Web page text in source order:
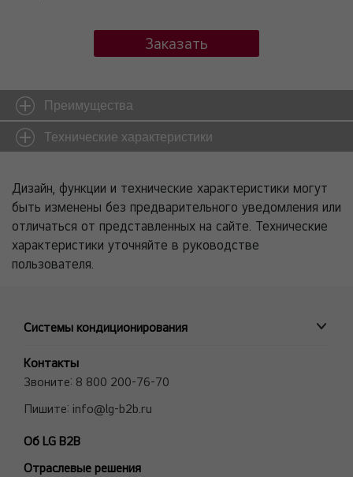
Заказать
Преимущества
Технические характеристики
Дизайн, функции и технические характеристики могут
быть изменены без предварительного уведомления или
отличаться от представленных на сайте. Технические
характеристики уточняйте в руководстве
пользователя.
Системы кондиционирования
ПРОМЫШЛЕННЫЕ СИСТЕМЫ
MULTI V VRF системы
Полупромышленные сплит-системы
Холодильные Машины (Чиллеры)
Фанкойлы
Контакты
Звоните: 8 800 200-76-70
Пишите: info@lg-b2b.ru
Об LG B2B
Отраслевые решения